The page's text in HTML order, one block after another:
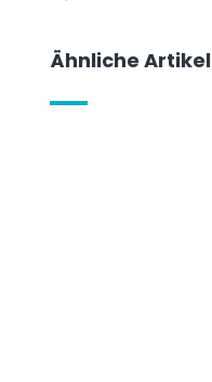
Ähnliche Artikel